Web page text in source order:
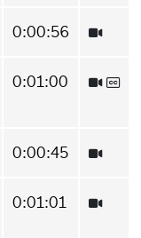
0:00:56
0:01:00
0:00:45
0:01:01